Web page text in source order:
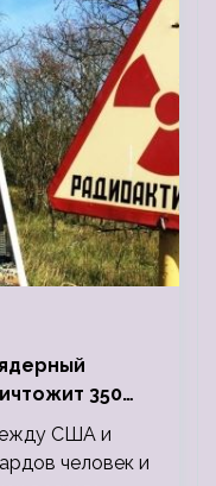
350
США и
человек и